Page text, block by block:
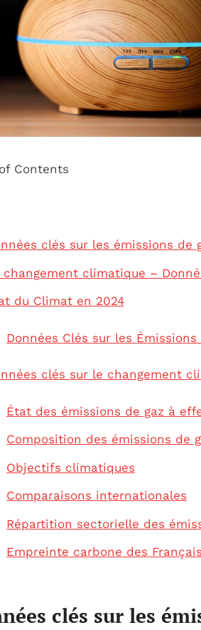
Contents
clés sur les émissions de
changement climatique –
du Climat en 2024
Données Clés sur les Émissions
clés sur le changement
État des émissions de gaz à
Composition des émissions de
Objectifs climatiques
Comparaisons internationales
Répartition sectorielle des
Empreinte carbone des Français
clés sur les